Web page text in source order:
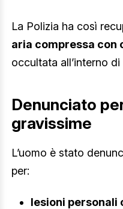
La Polizia ha così
aria compressa con
occultata all’interno
Denunciato
gravissime
L’uomo è stato
per:
lesioni personali